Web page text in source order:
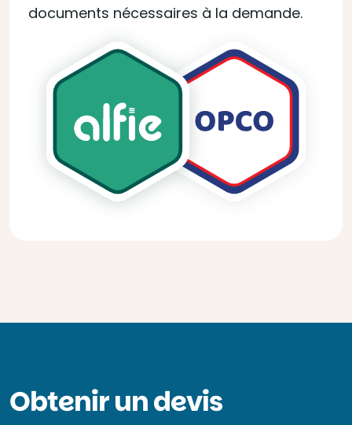
documents nécessaires à la demande.
Obtenir un devis